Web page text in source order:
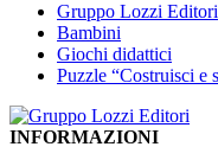
Gruppo Lozzi Editori
Bambini
Giochi didattici
Puzzle “Costruisci e
INFORMAZIONI